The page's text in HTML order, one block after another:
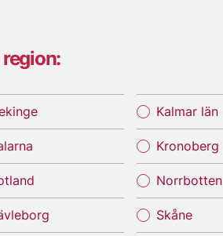
Kalmar län
Kronoberg
Norrbotten
Skåne